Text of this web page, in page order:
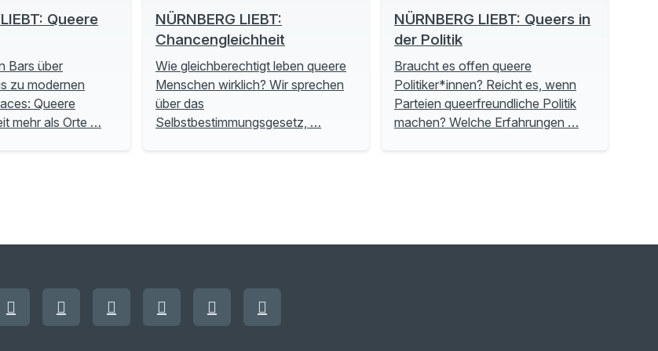
Queere
Bars über
zu modernen
Queere
mehr als Orte …
NÜRNBERG LIEBT:
Chancengleichheit
Wie gleichberechtigt leben queere
Menschen wirklich? Wir sprechen
über das
Selbstbestimmungsgesetz, …
NÜRNBERG LIEBT: Queers in
der Politik
Braucht es offen queere
Politiker*innen? Reicht es, wenn
Parteien queerfreundliche Politik
machen? Welche Erfahrungen …